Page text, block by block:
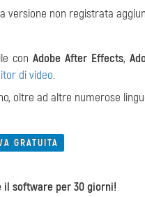
versione non registrata
con Adobe After Effects,
di video.
oltre ad altre numerose
GRATUITA
il software per 30 giorni!